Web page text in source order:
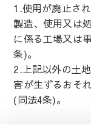
1.使用が廃止さ
製造、使用又は
に係る工場又は
条)。
2.上記以外の土
害が生ずるおそ
(同法4条)。